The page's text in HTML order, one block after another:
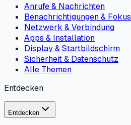
Anrufe & Nachrichten
Benachrichtigungen & Fokus
Netzwerk & Verbindung
Apps & Installation
Display & Startbildschirm
Sicherheit & Datenschutz
Alle Themen
Entdecken
Entdecken